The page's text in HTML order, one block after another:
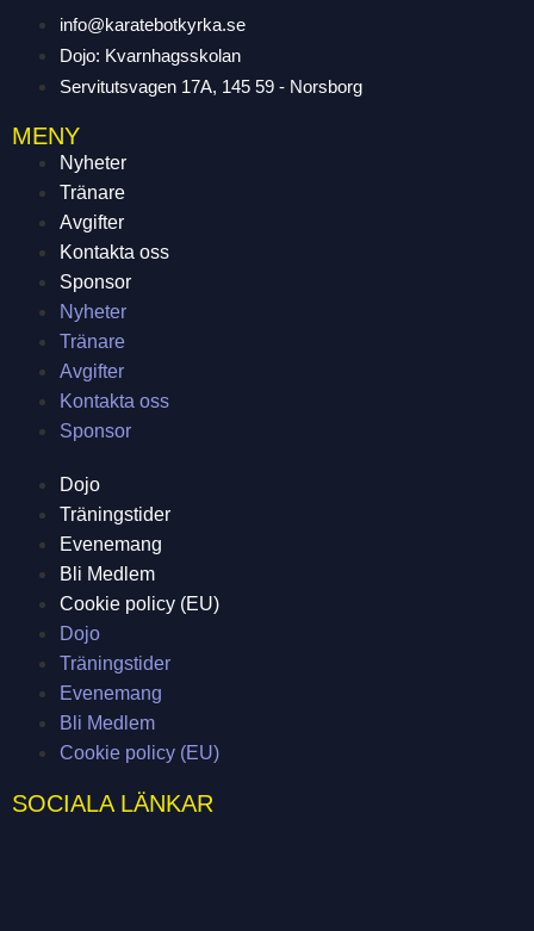
info@karatebotkyrka.se
Dojo: Kvarnhagsskolan
Servitutsvagen 17A, 145 59 - Norsborg
MENY
Nyheter
Tränare
Avgifter
Kontakta oss
Sponsor
Nyheter
Tränare
Avgifter
Kontakta oss
Sponsor
Dojo
Träningstider
Evenemang
Bli Medlem
Cookie policy (EU)
Dojo
Träningstider
Evenemang
Bli Medlem
Cookie policy (EU)
SOCIALA LÄNKAR